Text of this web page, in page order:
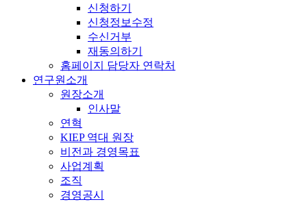
신청하기
신청정보수정
수신거부
재동의하기
홈페이지 담당자 연락처
연구원소개
원장소개
인사말
연혁
KIEP 역대 원장
비전과 경영목표
사업계획
조직
경영공시